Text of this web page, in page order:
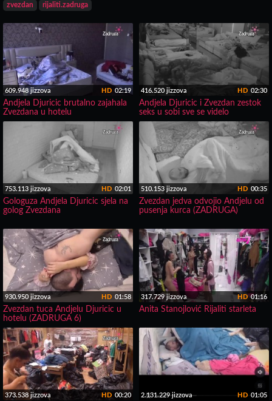
zvezdan
rijaliti.zadruga
609.948 jizzova 02:19
HD
Andjela Djuricic brutalno zajahala
Zvezdana u hotelu
416.520 jizzova 02:30
HD
Andjela Djuricic i Zvezdan zestok
seks u sobi sve se videlo
753.113 jizzova 02:01
HD
Gologuza Andjela Djuricic sjela na
golog Zvezdana
510.153 jizzova 00:35
HD
Zvezdan jedva odvojio Andjelu od
pusenja kurca (ZADRUGA)
930.950 jizzova 01:58
HD
Zvezdan tuca Andjelu Djuricic u
hotelu (ZADRUGA 6)
317.729 jizzova 01:16
HD
Anita Stanojlović Rijaliti starleta
373.538 jizzova 00:20
HD 2.131.229 jizzova 01:05
HD